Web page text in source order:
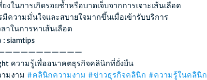
งในการเกิดรอยช้ำหรือบาดเจ็บจากการเจาะเส้นเลือด
มีความมั่นใจและสบายใจมากขึ้นเมื่อเข้ารับบริการ
าในการหาเส้นเลือด
siamtips
ความรู้เพื่ออนาคตธุรกิจคลินิกที่ยั่งยืน
มงาม #คลินิกความงาม #ข่าวธุรกิจคลินิก #ความรู้ในคลินิก